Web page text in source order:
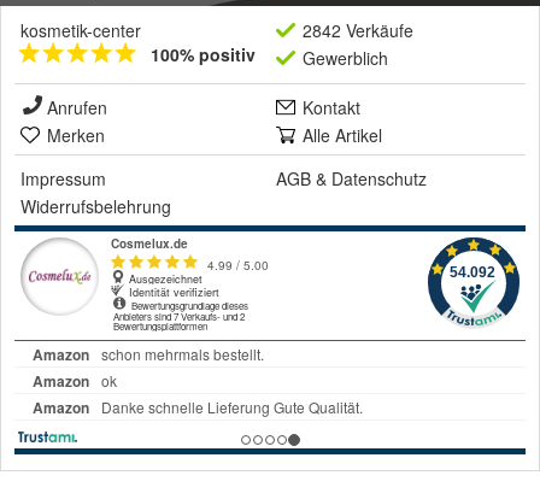
kosmetik-center
100% positiv
2842 Verkäufe
Gewerblich
Anrufen
Kontakt
Merken
Alle Artikel
Impressum
AGB & Datenschutz
Widerrufsbelehrung